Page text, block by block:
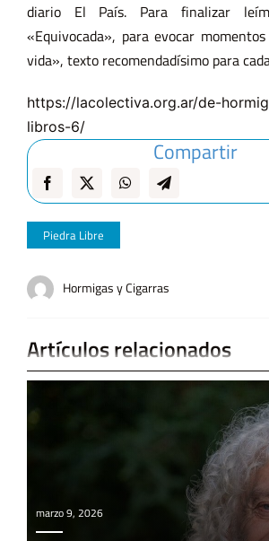
diario El País. Para finalizar
«Equivocada», para evocar
vida», texto recomendadísimo para
https://lacolectiva.org.ar/de-
libros-6/
Compartir
Piedra Libre
Hormigas y Cigarras
Artículos relacionados
marzo 9, 2026